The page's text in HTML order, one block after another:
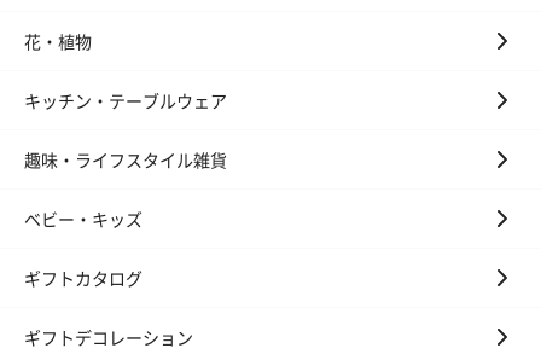
花・植物
キッチン・テーブルウェア
趣味・ライフスタイル雑貨
ベビー・キッズ
ギフトカタログ
ギフトデコレーション